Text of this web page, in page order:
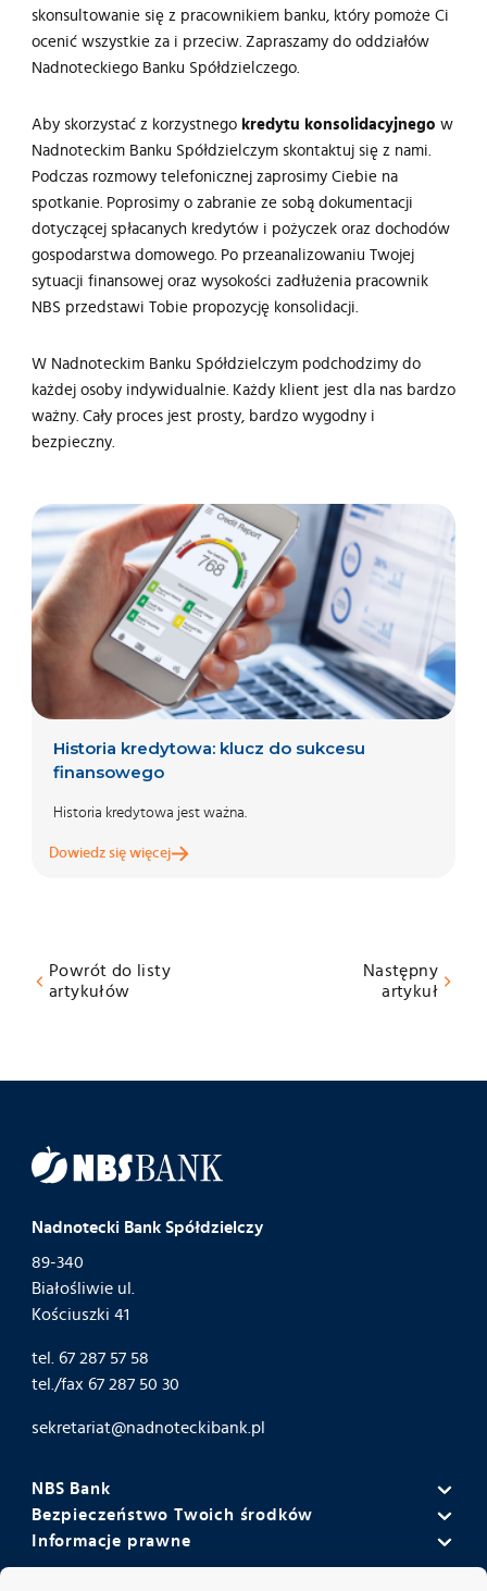
skonsultowanie się z pracownikiem banku, który pomoże Ci
ocenić wszystkie za i przeciw. Zapraszamy do oddziałów
Nadnoteckiego Banku Spółdzielczego.
Aby skorzystać z korzystnego kredytu konsolidacyjnego w
Nadnoteckim Banku Spółdzielczym skontaktuj się z nami.
Podczas rozmowy telefonicznej zaprosimy Ciebie na
spotkanie. Poprosimy o zabranie ze sobą dokumentacji
dotyczącej spłacanych kredytów i pożyczek oraz dochodów
gospodarstwa domowego. Po przeanalizowaniu Twojej
sytuacji finansowej oraz wysokości zadłużenia pracownik
NBS przedstawi Tobie propozycję konsolidacji.
W Nadnoteckim Banku Spółdzielczym podchodzimy do
każdej osoby indywidualnie. Każdy klient jest dla nas bardzo
ważny. Cały proces jest prosty, bardzo wygodny i
bezpieczny.
Historia kredytowa: klucz do sukcesu
finansowego
Historia kredytowa jest ważna.
Dowiedz się więcej
Powrót do listy
artykułów
Następny
artykuł
Nadnotecki Bank Spółdzielczy
89-340
Białośliwie ul.
Kościuszki 41
tel. 67 287 57 58
tel./fax 67 287 50 30
sekretariat@nadnoteckibank.pl
NBS Bank
Misja i wizja NBS Banku
Historia
Bezpieczeństwo Twoich środków
Wyniki banku
Informacje prawne